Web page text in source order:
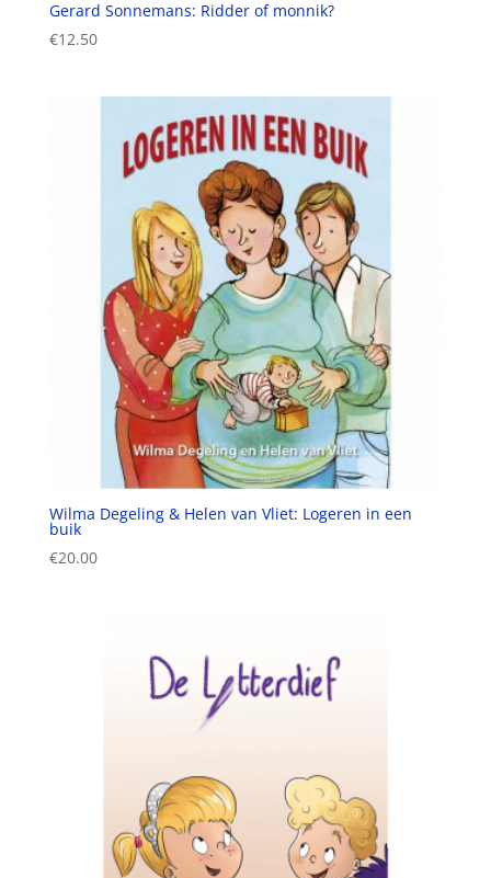
Gerard Sonnemans: Ridder of monnik?
€12.50
Wilma Degeling & Helen van Vliet: Logeren in een
buik
€20.00